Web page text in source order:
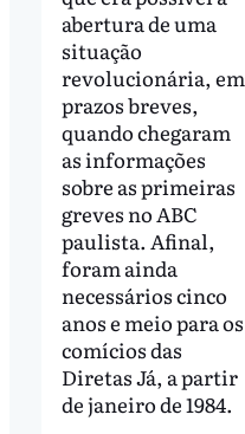
abertura de uma
situação
revolucionária, em
prazos breves,
quando chegaram
as informações
sobre as primeiras
greves no ABC
paulista. Afinal,
foram ainda
necessários cinco
anos e meio para os
comícios das
Diretas Já, a partir
de janeiro de 1984.